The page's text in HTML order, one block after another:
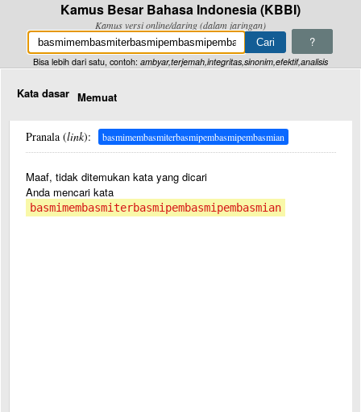
Kamus Besar Bahasa Indonesia (KBBI)
Kamus versi online/daring (dalam jaringan)
?
Bisa lebih dari satu, contoh: ambyar,terjemah,integritas,sinonim,efektif,analisis
Kata dasar Memuat
Pranala (link): basmimembasmiterbasmipembasmipembasmian
Maaf, tidak ditemukan kata yang dicari
Anda mencari kata
basmimembasmiterbasmipembasmipembasmian